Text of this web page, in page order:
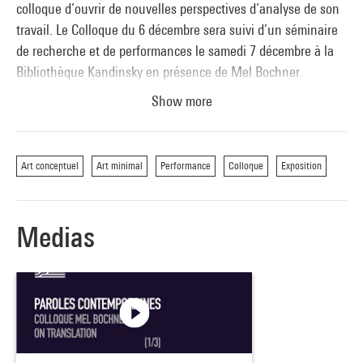
colloque d’ouvrir de nouvelles perspectives d’analyse de son
travail. Le Colloque du 6 décembre sera suivi d’un séminaire
de recherche et de performances le samedi 7 décembre à la
Bibliothèque Kandinsky en présence de Mel Bochner.
Colloque le 6 décembre, de 14h à 20h, au Centre Pompidou,
Petite Salle, niveau -1
Séminaire, performance et exposition le 7 décembre, de 14h à
19h, au Centre Pompidou, Bibliothèque Kandinsky, niveau 3
Avec Emily Apter, Mel Bochner, Claire Brunet, Eric de Bruyn,
Larisa Dryansky, Briony Fer, Mica Gherghescu, Nina Leger,
Emanuele Quinz, Sébastien Pluot.
Ainsi qu'une performance de Slow Reading Club.
Show more
Art conceptuel Art minimal Performance Colloque Exposition
Medias